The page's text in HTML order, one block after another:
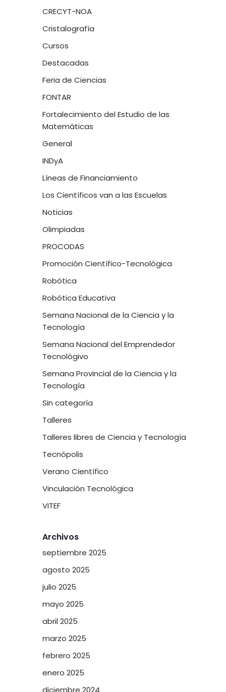
CRECYT-NOA
Cristalografía
Cursos
Destacadas
Feria de Ciencias
FONTAR
Fortalecimiento del Estudio de las
Matemáticas
General
INDyA
Líneas de Financiamiento
Los Científicos van a las Escuelas
Noticias
Olimpiadas
PROCODAS
Promoción Científico-Tecnológica
Robótica
Robótica Educativa
Semana Nacional de la Ciencia y la
Tecnología
Semana Nacional del Emprendedor
Tecnológivo
Semana Provincial de la Ciencia y la
Tecnología
Sin categoría
Talleres
Talleres libres de Ciencia y Tecnología
Tecnópolis
Verano Científico
Vinculación Tecnológica
VITEF
Archivos
septiembre 2025
agosto 2025
julio 2025
mayo 2025
abril 2025
marzo 2025
febrero 2025
enero 2025
diciembre 2024